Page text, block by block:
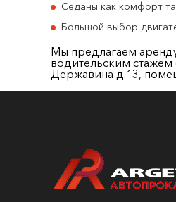
Седаны как комфорт
Большой выбор
Мы предлагаем
водительским стажем
Державина д.13,